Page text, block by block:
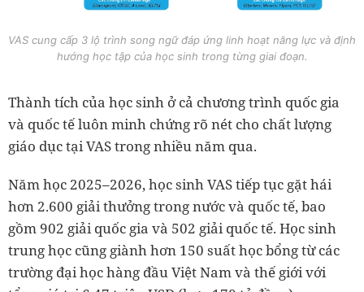
VAS cung cấp 3 lộ trình song ngữ đáp ứng linh hoạt năng lực và định
hướng học tập của học sinh trong từng giai đoạn.
Thành tích của học sinh ở cả chương trình quốc gia
và quốc tế luôn minh chứng rõ nét cho chất lượng
giáo dục tại VAS trong nhiều năm qua.
Năm học 2025–2026, học sinh VAS tiếp tục gặt hái
hơn 2.600 giải thưởng trong nước và quốc tế, bao
gồm 902 giải quốc gia và 502 giải quốc tế. Học sinh
trung học cũng giành hơn 150 suất học bổng từ các
trường đại học hàng đầu Việt Nam và thế giới với